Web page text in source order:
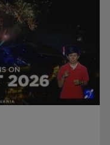
cincea cea mai